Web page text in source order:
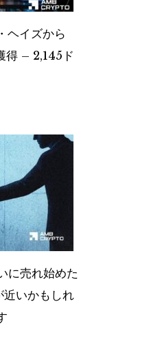
ヘイズから
得 – 2,145ド
に売れ始めた
いかもしれ